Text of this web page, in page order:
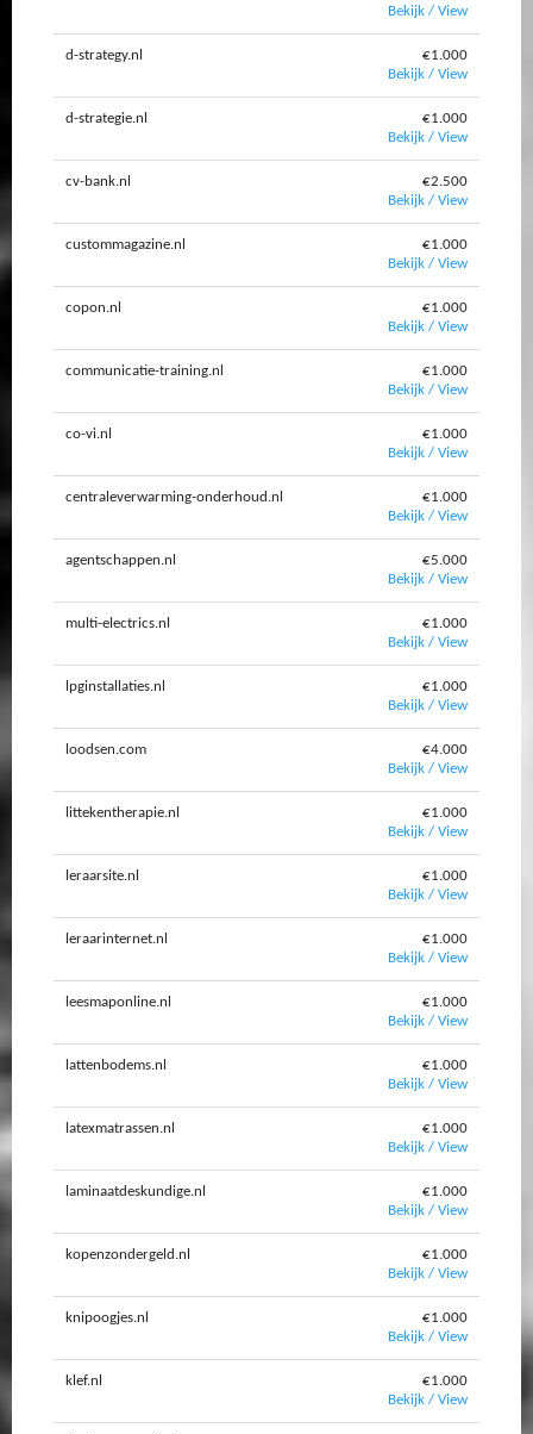
Bekijk / View
d-strategy.nl
€1.000
Bekijk / View
d-strategie.nl
€1.000
Bekijk / View
cv-bank.nl
€2.500
Bekijk / View
custommagazine.nl
€1.000
Bekijk / View
copon.nl
€1.000
Bekijk / View
communicatie-training.nl
€1.000
Bekijk / View
co-vi.nl
€1.000
Bekijk / View
centraleverwarming-onderhoud.nl
€1.000
Bekijk / View
agentschappen.nl
€5.000
Bekijk / View
multi-electrics.nl
€1.000
Bekijk / View
lpginstallaties.nl
€1.000
Bekijk / View
loodsen.com
€4.000
Bekijk / View
littekentherapie.nl
€1.000
Bekijk / View
leraarsite.nl
€1.000
Bekijk / View
leraarinternet.nl
€1.000
Bekijk / View
leesmaponline.nl
€1.000
Bekijk / View
lattenbodems.nl
€1.000
Bekijk / View
latexmatrassen.nl
€1.000
Bekijk / View
laminaatdeskundige.nl
€1.000
Bekijk / View
kopenzondergeld.nl
€1.000
Bekijk / View
knipoogjes.nl
€1.000
Bekijk / View
klef.nl
€1.000
Bekijk / View